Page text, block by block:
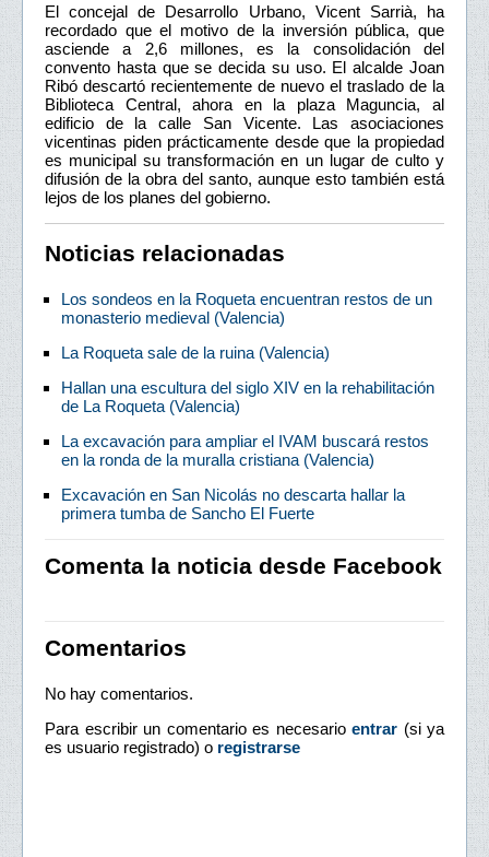
El concejal de Desarrollo Urbano, Vicent Sarrià, ha
recordado que el motivo de la inversión pública, que
asciende a 2,6 millones, es la consolidación del
convento hasta que se decida su uso. El alcalde Joan
Ribó descartó recientemente de nuevo el traslado de la
Biblioteca Central, ahora en la plaza Maguncia, al
edificio de la calle San Vicente. Las asociaciones
vicentinas piden prácticamente desde que la propiedad
es municipal su transformación en un lugar de culto y
difusión de la obra del santo, aunque esto también está
lejos de los planes del gobierno.
Noticias relacionadas
Los sondeos en la Roqueta encuentran restos de un
monasterio medieval (Valencia)
La Roqueta sale de la ruina (Valencia)
Hallan una escultura del siglo XIV en la rehabilitación
de La Roqueta (Valencia)
La excavación para ampliar el IVAM buscará restos
en la ronda de la muralla cristiana (Valencia)
Excavación en San Nicolás no descarta hallar la
primera tumba de Sancho El Fuerte
Comenta la noticia desde Facebook
Comentarios
No hay comentarios.
Para escribir un comentario es necesario entrar (si ya
es usuario registrado) o registrarse